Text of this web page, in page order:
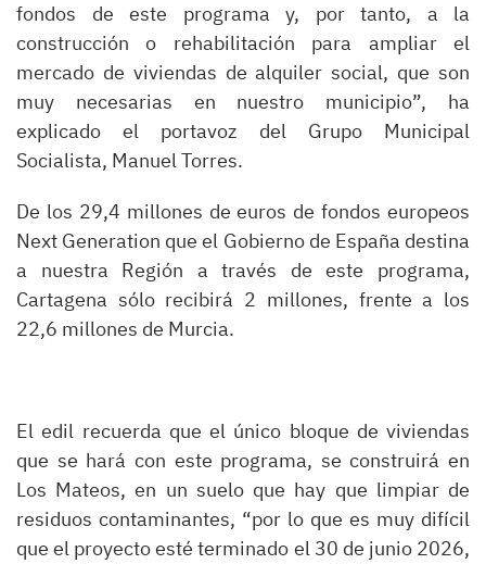
fondos de este programa y, por tanto, a la
construcción o rehabilitación para ampliar el
mercado de viviendas de alquiler social, que son
muy necesarias en nuestro municipio”, ha
explicado el portavoz del Grupo Municipal
Socialista, Manuel Torres.
De los 29,4 millones de euros de fondos europeos
Next Generation que el Gobierno de España destina
a nuestra Región a través de este programa,
Cartagena sólo recibirá 2 millones, frente a los
22,6 millones de Murcia.
El edil recuerda que el único bloque de viviendas
que se hará con este programa, se construirá en
Los Mateos, en un suelo que hay que limpiar de
residuos contaminantes, “por lo que es muy difícil
que el proyecto esté terminado el 30 de junio 2026,